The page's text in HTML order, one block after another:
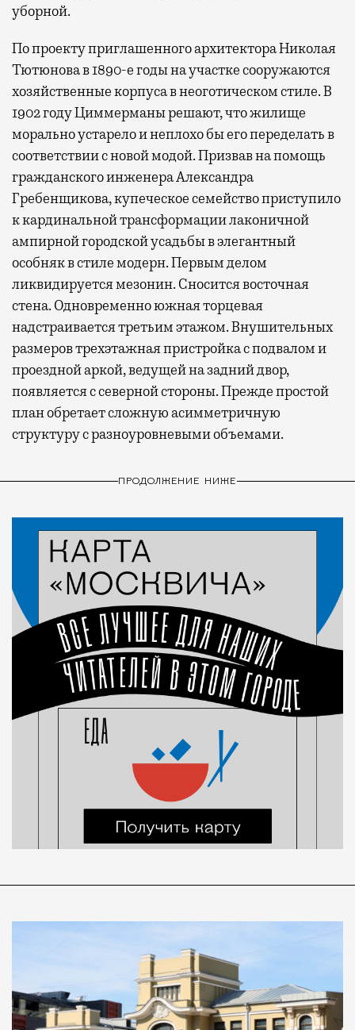
уборной.
По проекту приглашенного архитектора Николая
Тютюнова в 1890-е годы на участке сооружаются
хозяйственные корпуса в неоготическом стиле. В
1902 году Циммерманы решают, что жилище
морально устарело и неплохо бы его переделать в
соответствии с новой модой. Призвав на помощь
гражданского инженера Александра
Гребенщикова, купеческое семейство приступило
к кардинальной трансформации лаконичной
ампирной городской усадьбы в элегантный
особняк в стиле модерн. Первым делом
ликвидируется мезонин. Сносится восточная
стена. Одновременно южная торцевая
надстраивается третьим этажом. Внушительных
размеров трехэтажная пристройка с подвалом и
проездной аркой, ведущей на задний двор,
появляется с северной стороны. Прежде простой
план обретает сложную асимметричную
структуру с разноуровневыми объемами.
ПРОДОЛЖЕНИЕ НИЖЕ